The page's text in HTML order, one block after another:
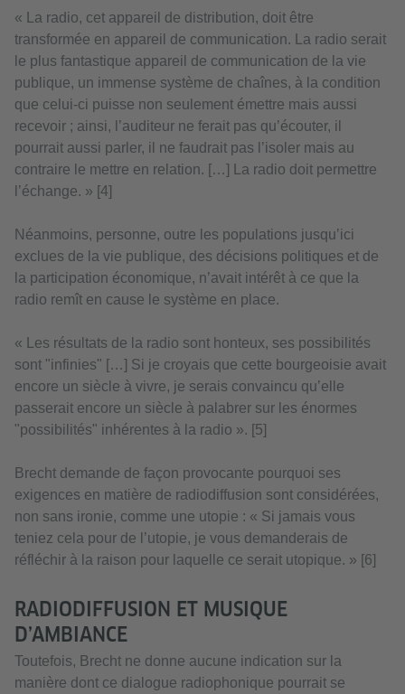
« La radio, cet appareil de distribution, doit être
transformée en appareil de communication. La radio serait
le plus fantastique appareil de communication de la vie
publique, un immense système de chaînes, à la condition
que celui-ci puisse non seulement émettre mais aussi
recevoir ; ainsi, l’auditeur ne ferait pas qu’écouter, il
pourrait aussi parler, il ne faudrait pas l’isoler mais au
contraire le mettre en relation. […] La radio doit permettre
l’échange. » [4]
Néanmoins, personne, outre les populations jusqu’ici
exclues de la vie publique, des décisions politiques et de
la participation économique, n’avait intérêt à ce que la
radio remît en cause le système en place.
« Les résultats de la radio sont honteux, ses possibilités
sont "infinies" […] Si je croyais que cette bourgeoisie avait
encore un siècle à vivre, je serais convaincu qu’elle
passerait encore un siècle à palabrer sur les énormes
"possibilités" inhérentes à la radio ». [5]
Brecht demande de façon provocante pourquoi ses
exigences en matière de radiodiffusion sont considérées,
non sans ironie, comme une utopie : « Si jamais vous
teniez cela pour de l’utopie, je vous demanderais de
réfléchir à la raison pour laquelle ce serait utopique. » [6]
RADIODIFFUSION ET MUSIQUE
D’AMBIANCE
Toutefois, Brecht ne donne aucune indication sur la
manière dont ce dialogue radiophonique pourrait se